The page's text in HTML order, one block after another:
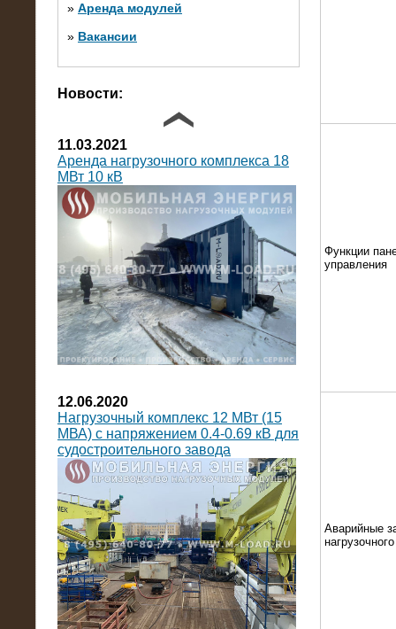
» Аренда модулей
» Вакансии
Новости:
11.03.2021
Аренда нагрузочного комплекса 18
МВт 10 кВ
12.06.2020
Нагрузочный комплекс 12 МВт (15
МВА) с напряжением 0.4-0.69 кВ для
судостроительного завода
Функции
управления
Аварийные